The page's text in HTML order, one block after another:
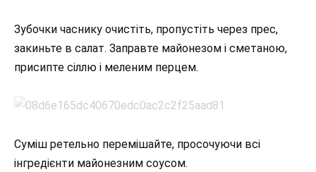
Зубочки часнику очистіть, пропустіть через прес,
закиньте в салат. Заправте майонезом і сметаною,
присипте сіллю і меленим перцем.
Суміш ретельно перемішайте, просочуючи всі
інгредієнти майонезним соусом.